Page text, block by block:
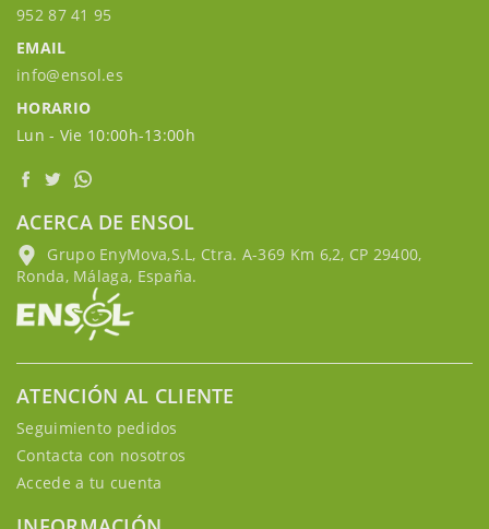
952 87 41 95
EMAIL
info@ensol.es
HORARIO
Lun - Vie 10:00h-13:00h
ACERCA DE ENSOL
Grupo EnyMova,S.L, Ctra. A-369 Km 6,2, CP 29400,
Ronda, Málaga, España.
ATENCIÓN AL CLIENTE
Seguimiento pedidos
Contacta con nosotros
Accede a tu cuenta